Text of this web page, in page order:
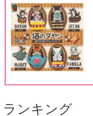
ランキング